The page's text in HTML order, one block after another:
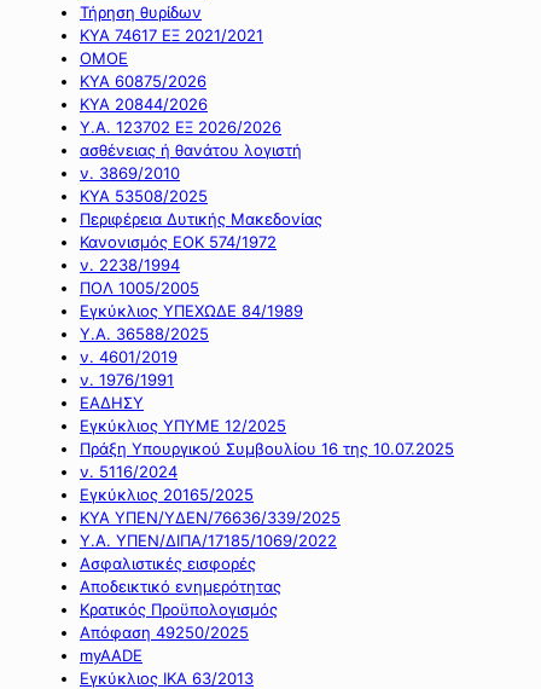
Τήρηση θυρίδων
ΚΥΑ 74617 ΕΞ 2021/2021
ΟΜΟΕ
ΚΥΑ 60875/2026
ΚΥΑ 20844/2026
Υ.Α. 123702 ΕΞ 2026/2026
ασθένειας ή θανάτου λογιστή
ν. 3869/2010
ΚΥΑ 53508/2025
Περιφέρεια Δυτικής Μακεδονίας
Κανονισμός ΕΟΚ 574/1972
ν. 2238/1994
ΠΟΛ 1005/2005
Εγκύκλιος ΥΠΕΧΩΔΕ 84/1989
Υ.Α. 36588/2025
ν. 4601/2019
ν. 1976/1991
ΕΑΔΗΣΥ
Εγκύκλιος ΥΠΥΜΕ 12/2025
Πράξη Υπουργικού Συμβουλίου 16 της 10.07.2025
ν. 5116/2024
Εγκύκλιος 20165/2025
ΚΥΑ ΥΠΕΝ/ΥΔΕΝ/76636/339/2025
Υ.Α. ΥΠΕΝ/ΔΙΠΑ/17185/1069/2022
Ασφαλιστικές εισφορές
Αποδεικτικό ενημερότητας
Κρατικός Προϋπολογισμός
Απόφαση 49250/2025
myAADE
Εγκύκλιος ΙΚΑ 63/2013